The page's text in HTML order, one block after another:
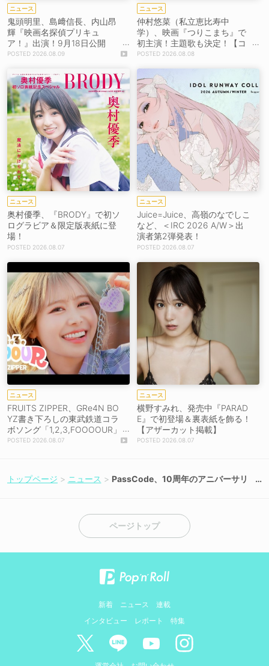
ニュース
鬼頭明里、島﨑信長、内山昂
輝『映画名探偵プリキュ
ア！』出演！9月18日公開
【コメントあり】
2026.08.09
ニュース
仲村悠菜（私立恵比寿中
学）、映画『つりこまち』で
初主演！主題歌も決定！【コ
メントあり】
2026.08.08
ニュース
奥村優季、『BRODY』で初ソ
ログラビア＆限定版表紙に登
場！
2026.08.07
ニュース
Juice=Juice、高嶺のなでしこ
など、＜IRC 2026 A/W＞出
演者第2弾発表！
2026.08.07
ニュース
FRUITS ZIPPER、GRe4N BO
YZ書き下ろしの東武鉄道コラ
ボソング「1,2,3,FOOOOUR」
をリリース＆MV公開！
2026.08.07
ニュース
横野すみれ、発売中『PARAD
E』で初登場＆裏表紙を飾る！
【アザーカット掲載】
2026.08.07
トップページ ニュース
PassCode、10周年のアニバーサリ
ページトップ
新着 ニュース
連載
インタビュー
レポート 特集